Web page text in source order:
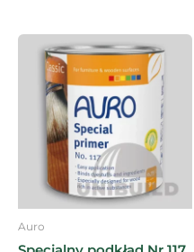
Auro
cen:
od
67,00zł
do
1249,05zł
Ten
produkt
ma
wiele
Opcje
można
wybrać